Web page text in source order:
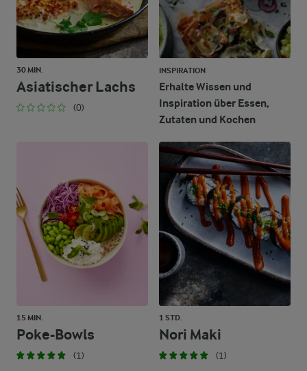
30 MIN.
Asiatischer Lachs
(0)
INSPIRATION
Erhalte Wissen und
Inspiration über Essen,
Zutaten und Kochen
15 MIN.
Poke-Bowls
(1)
1 STD.
Nori Maki
(1)